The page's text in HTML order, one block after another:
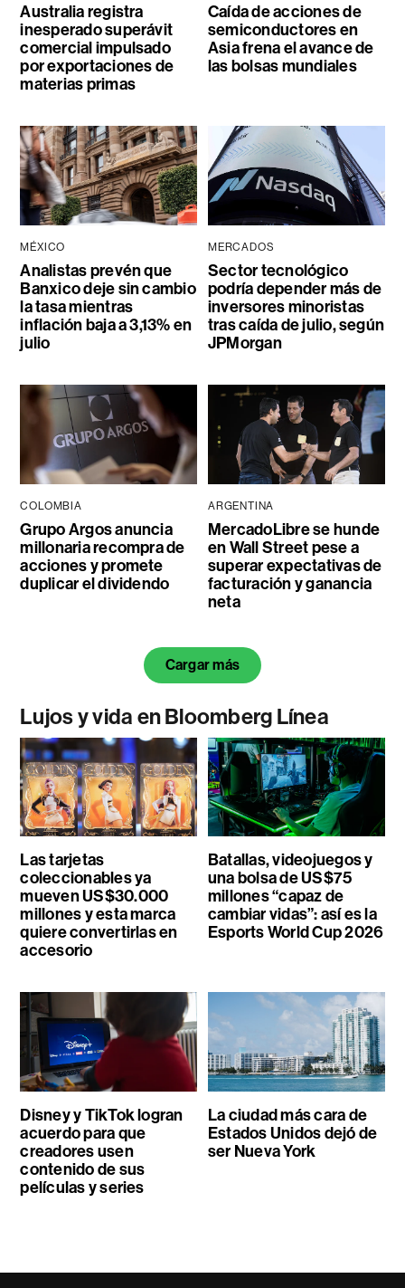
Australia registra
inesperado superávit
comercial impulsado
por exportaciones de
materias primas
Caída de acciones de
semiconductores en
Asia frena el avance de
las bolsas mundiales
MÉXICO
Analistas prevén que
Banxico deje sin cambio
la tasa mientras
inflación baja a 3,13% en
julio
MERCADOS
Sector tecnológico
podría depender más de
inversores minoristas
tras caída de julio, según
JPMorgan
COLOMBIA
Grupo Argos anuncia
millonaria recompra de
acciones y promete
duplicar el dividendo
ARGENTINA
MercadoLibre se hunde
en Wall Street pese a
superar expectativas de
facturación y ganancia
neta
Cargar más
Lujos y vida en Bloomberg Línea
Las tarjetas
coleccionables ya
mueven US$30.000
millones y esta marca
quiere convertirlas en
accesorio
Batallas, videojuegos y
una bolsa de US$75
millones “capaz de
cambiar vidas”: así es la
Esports World Cup 2026
Disney y TikTok logran
acuerdo para que
creadores usen
contenido de sus
películas y series
La ciudad más cara de
Estados Unidos dejó de
ser Nueva York